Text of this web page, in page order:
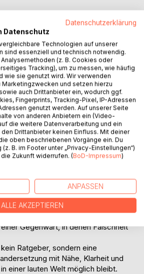
WARENKORB
Wahrheit jenseits von Lärm,
erzählt das Buch vom
von Vertrauen als Bedingung
Gegenwart, in denen Falschheit
Ratgeber, sondern eine
mit Nähe, Klarheit und
einer lauten Welt möglich bleibt.
Datenschutzerklärung
Datenschutz
Technologien auf unserer
sind essenziell und technisch notwendig.
(z. B. Cookies oder
Tracking), um zu messen, wie häufig
wie sie genutzt wird. Wir verwenden
und setzen hierzu
auch Drittanbieter ein, wodurch ggf.
Fingerprints, Tracking-Pixel, IP-Adressen
genutzt werden. Auf unserer Seite
von anderen Anbietern ein (Video-
die weitere Datenverarbeitung und ein
Drittanbieter keinen Einfluss. Mit deiner
oben beschriebenen Vorgänge ein. Du
B. im Footer unter „Privacy-Einstellungen“)
Zukunft widerrufen. (BoD-Impressum)
ANPASSEN
ALLE AKZEPTIEREN